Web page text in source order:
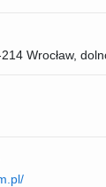
Wrocław,